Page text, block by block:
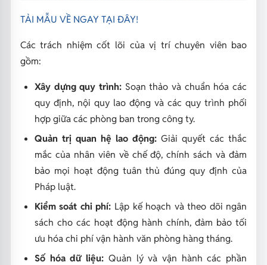
TẢI MẪU VỀ NGAY TẠI ĐÂY!
Các trách nhiệm cốt lõi của vị trí chuyên viên bao
gồm:
Xây dựng quy trình:Soạn thảo và chuẩn hóa các
quy định, nội quy lao động và các quy trình phối
hợp giữa các phòng ban trong công ty.
Quản trị quan hệ lao động: Giải quyết các thắc
mắc của nhân viên về chế độ, chính sách và đảm
bảo mọi hoạt động tuân thủ đúng quy định của
Pháp luật.
Kiểm soát chi phí: Lập kế hoạch và theo dõi ngân
sách cho các hoạt động hành chính, đảm bảo tối
ưu hóa chi phí vận hành văn phòng hàng tháng.
Số hóa dữ liệu: Quản lý và vận hành các phần